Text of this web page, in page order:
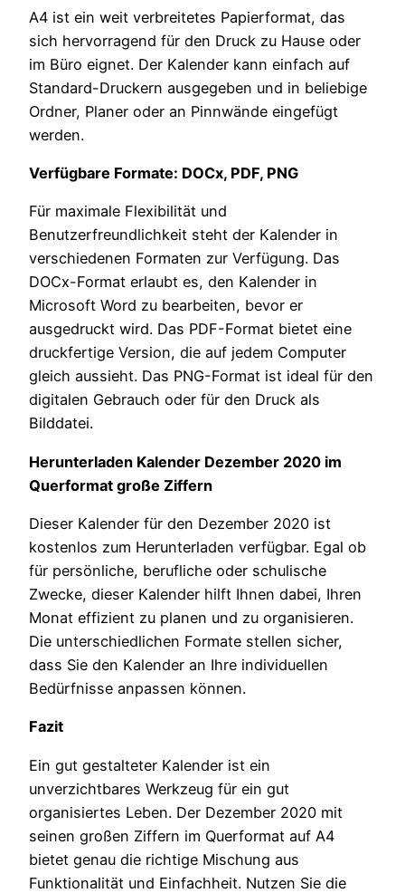
A4 ist ein weit verbreitetes Papierformat, das
sich hervorragend für den Druck zu Hause oder
im Büro eignet. Der Kalender kann einfach auf
Standard-Druckern ausgegeben und in beliebige
Ordner, Planer oder an Pinnwände eingefügt
werden.
Verfügbare Formate: DOCx, PDF, PNG
Für maximale Flexibilität und
Benutzerfreundlichkeit steht der Kalender in
verschiedenen Formaten zur Verfügung. Das
DOCx-Format erlaubt es, den Kalender in
Microsoft Word zu bearbeiten, bevor er
ausgedruckt wird. Das PDF-Format bietet eine
druckfertige Version, die auf jedem Computer
gleich aussieht. Das PNG-Format ist ideal für den
digitalen Gebrauch oder für den Druck als
Bilddatei.
Herunterladen Kalender Dezember 2020 im
Querformat große Ziffern
Dieser Kalender für den Dezember 2020 ist
kostenlos zum Herunterladen verfügbar. Egal ob
für persönliche, berufliche oder schulische
Zwecke, dieser Kalender hilft Ihnen dabei, Ihren
Monat effizient zu planen und zu organisieren.
Die unterschiedlichen Formate stellen sicher,
dass Sie den Kalender an Ihre individuellen
Bedürfnisse anpassen können.
Fazit
Ein gut gestalteter Kalender ist ein
unverzichtbares Werkzeug für ein gut
organisiertes Leben. Der Dezember 2020 mit
seinen großen Ziffern im Querformat auf A4
bietet genau die richtige Mischung aus
Funktionalität und Einfachheit. Nutzen Sie die